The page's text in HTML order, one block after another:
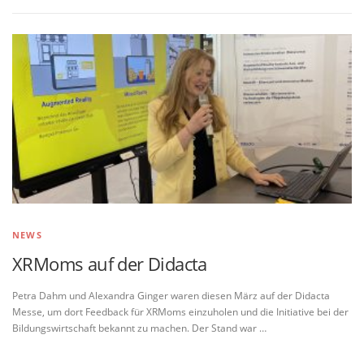
NEWS
XRMoms auf der Didacta
Petra Dahm und Alexandra Ginger waren diesen März auf der Didacta
Messe, um dort Feedback für XRMoms einzuholen und die Initiative bei der
Bildungswirtschaft bekannt zu machen. Der Stand war …